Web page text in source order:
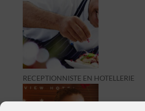
RECEPTIONNISTE EN HOTELLERIE